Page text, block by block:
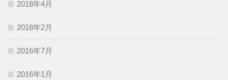
2018年4月
2018年2月
2016年7月
2016年1月